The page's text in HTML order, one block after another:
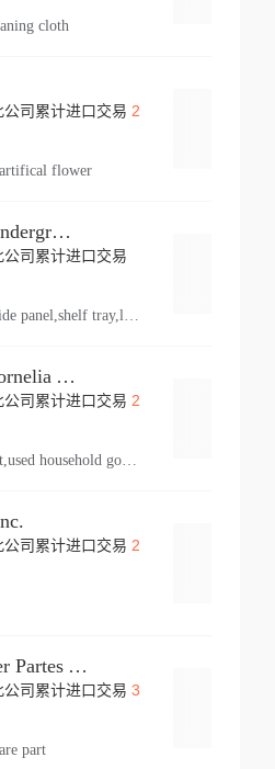
cloth
司累计进口交易 2
flower
Knapheide Kc Underground
司累计进口交易
Russell James Cornelia Arlington Va
司累计进口交易 2
personal effect,used household goods
司累计进口交易 2
Dpm Draexlmaier Partes Automotrices Corr Ind Huejotzingo
司累计进口交易 3
part